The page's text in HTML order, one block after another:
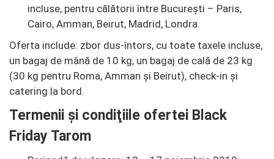
incluse, pentru călătorii între Bucureşti – Paris,
Cairo, Amman, Beirut, Madrid, Londra.
Oferta include: zbor dus-întors, cu toate taxele incluse,
un bagaj de mână de 10 kg, un bagaj de cală de 23 kg
(30 kg pentru Roma, Amman şi Beirut), check-in și
catering la bord.
Termenii şi condiţiile ofertei Black
Friday Tarom